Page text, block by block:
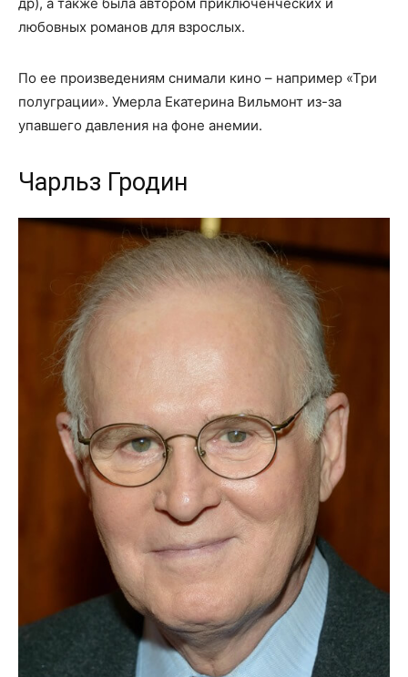
любовных романов для взрослых.
По ее произведениям снимали кино – например «Три
полуграции». Умерла Екатерина Вильмонт из-за
упавшего давления на фоне анемии.
Чарльз Гродин